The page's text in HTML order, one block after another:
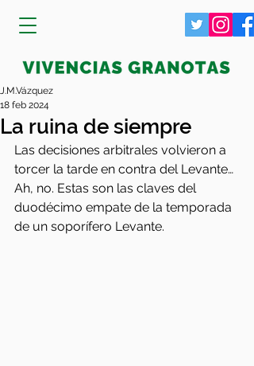
La ruina de siempre
J.M.Vázquez
18 feb 2024
Las decisiones arbitrales volvieron a
torcer la tarde en contra del Levante…
Ah, no. Estas son las claves del
duodécimo empate de la temporada
de un soporífero Levante.